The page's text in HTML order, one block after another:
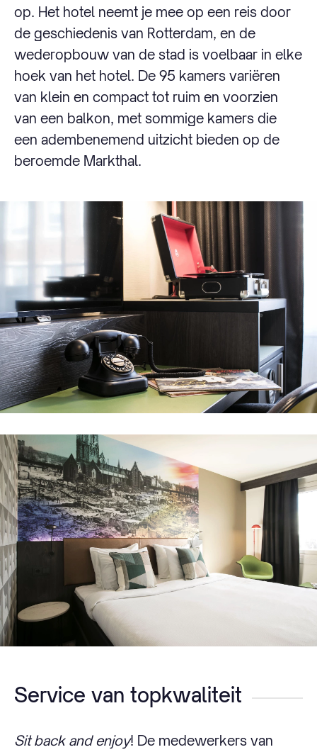
op. Het hotel neemt je mee op een reis door
de geschiedenis van Rotterdam, en de
wederopbouw van de stad is voelbaar in elke
hoek van het hotel. De 95 kamers variëren
van klein en compact tot ruim en voorzien
van een balkon, met sommige kamers die
een adembenemend uitzicht bieden op de
beroemde Markthal.
Service van topkwaliteit
Sit back and enjoy! De medewerkers van